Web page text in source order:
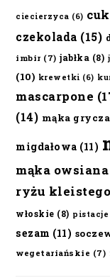
ciecierzyca (6)
czekolada (15)
imbir (7) jabłka (8)
(10) krewetki (6)
mascarpone
(14) mąka
migdałowa (11)
mąka owsiana
ryżu kleistego
włoskie (8) pistacje
sezam (11)
wegetariańskie (7)